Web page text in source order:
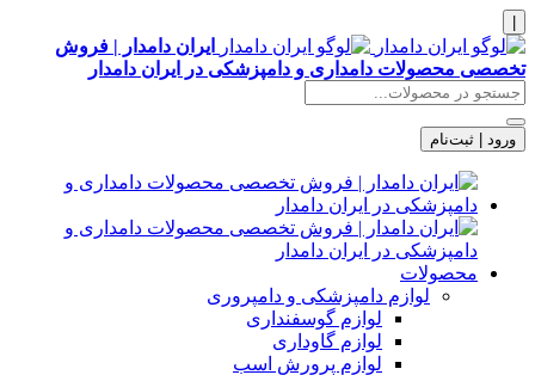
ایران دامدار | فروش
تخصصی محصولات دامداری و دامپزشکی در ایران دامدار
ورود | ثبت‌نام
محصولات
لوازم دامپزشکی و دامپروری
لوازم گوسفنداری
لوازم گاوداری
لوازم پرورش اسب